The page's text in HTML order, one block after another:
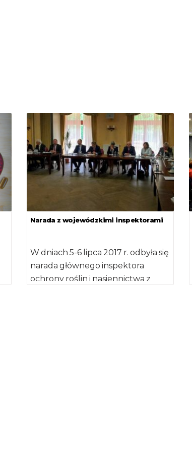
Narada z wojewódzkimi inspektorami
W dniach 5-6 lipca 2017 r. odbyła się
narada głównego inspektora
ochrony roślin i nasiennictwa z